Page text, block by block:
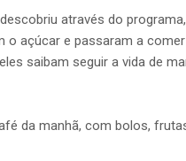
através do
o açúcar e passaram a
saibam seguir a vida de
da manhã, com bolos,